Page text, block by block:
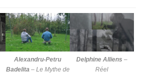
Alexandru-Petru
Badelita – Le Mythe de
Delphine Alliens –
Réel